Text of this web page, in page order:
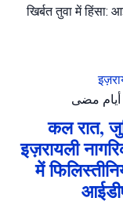
खिर्बत तुवा में हिंसा:
कल रात,
इज़रायली
में